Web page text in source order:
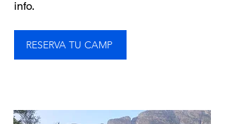
info.
RESERVA TU CAMP